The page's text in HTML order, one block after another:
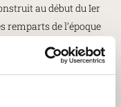
au début du Ier
remparts de l’époque
le stockage de
annexes réservées
reliant la ville